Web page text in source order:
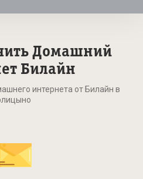
Домашний
Билайн
интернета от Билайн в